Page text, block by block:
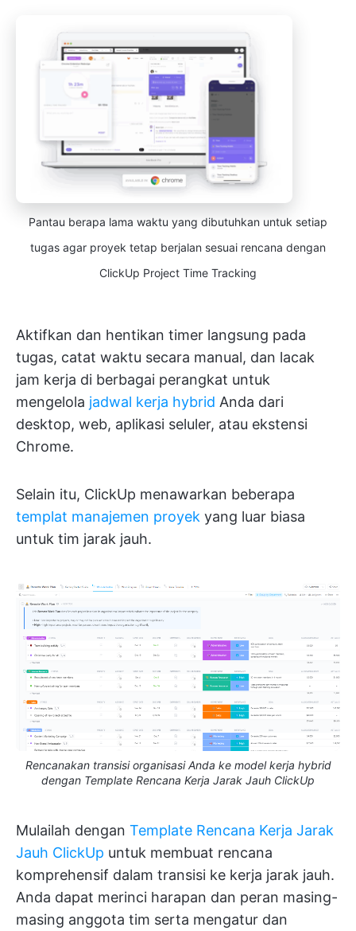
Pantau berapa lama waktu yang dibutuhkan untuk setiap
tugas agar proyek tetap berjalan sesuai rencana dengan
ClickUp Project Time Tracking
Aktifkan dan hentikan timer langsung pada
tugas, catat waktu secara manual, dan lacak
jam kerja di berbagai perangkat untuk
mengelola jadwal kerja hybrid Anda dari
desktop, web, aplikasi seluler, atau ekstensi
Chrome.
Selain itu, ClickUp menawarkan beberapa
templat manajemen proyek yang luar biasa
untuk tim jarak jauh.
Rencanakan transisi organisasi Anda ke model kerja hybrid
dengan Template Rencana Kerja Jarak Jauh ClickUp
Mulailah dengan Template Rencana Kerja Jarak
Jauh ClickUp untuk membuat rencana
komprehensif dalam transisi ke kerja jarak jauh.
Anda dapat merinci harapan dan peran masing-
masing anggota tim serta mengatur dan